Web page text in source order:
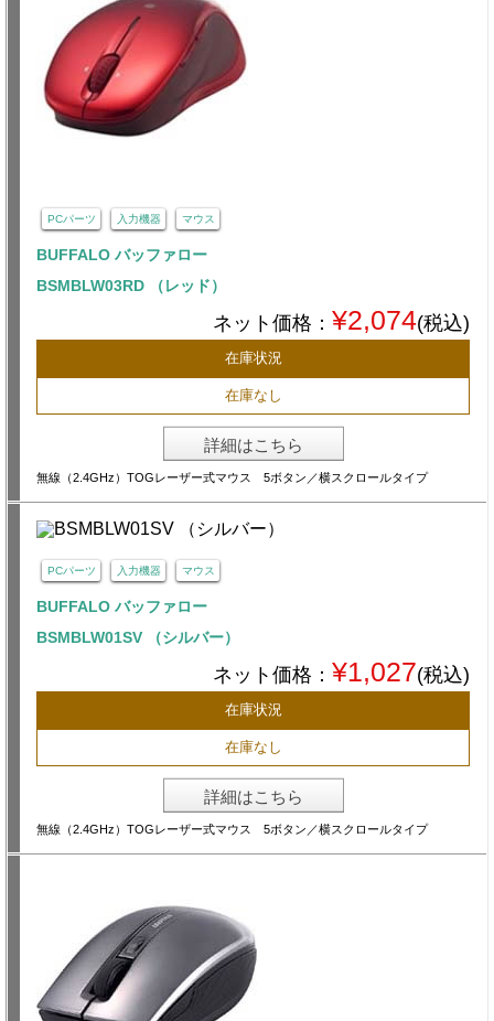
PCパーツ 入力機器 マウス
BUFFALO バッファロー
BSMBLW03RD （レッド）
ネット価格： ¥2,074(税込)
在庫状況
在庫なし
詳細はこちら
無線（2.4GHz）TOGレーザー式マウス 5ボタン／横スクロールタイプ
PCパーツ 入力機器 マウス
BUFFALO バッファロー
BSMBLW01SV （シルバー）
ネット価格： ¥1,027(税込)
在庫状況
在庫なし
詳細はこちら
無線（2.4GHz）TOGレーザー式マウス 5ボタン／横スクロールタイプ